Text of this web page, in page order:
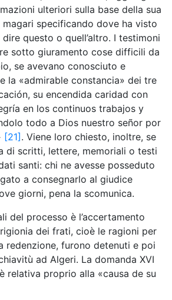
ulteriori sulla base della sua
specificando dove ha visto
questo o quell’altro. I testimoni
sotto giuramento cose difficili da
se avevano conosciuto e
la «admirable constancia» dei tre
su encendida caridad con
en los continuos trabajos y
todo a Dios nuestro señor por
[21] . Viene loro chiesto, inoltre, se
di scritti, lettere, memoriali o testi
santi: chi ne avesse posseduto
a consegnarlo al giudice
giorni, pena la scomunica.
del processo è l’accertamento
dei frati, cioè le ragioni per
redenzione, furono detenuti e poi
ad Algeri. La domanda XVI
relativa proprio alla «causa de su